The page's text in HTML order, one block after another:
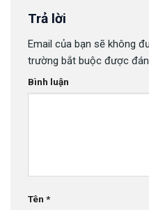
Trả lời
Email của bạn sẽ không
trường bắt buộc được
Bình luận
Tên *